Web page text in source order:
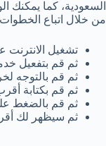
السعودية، كما
من خلال اتباع الخطوات
تشغيل الانترنت
ثم قم بتفعيل
ثم قم بالتوجه
ثم قم بكتابة
ثم قم بالضغط
ثم سيظهر لك